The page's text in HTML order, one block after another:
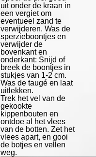
uit onder de kraan in
een vergiet om
eventueel zand te
verwijderen. Was de
sperzieboontjes en
verwijder de
bovenkant en
onderkant: Snijd of
breek de boontjes in
stukjes van 1-2 cm.
Was de taugé en laat
uitlekken.
Trek het vel van de
gekookte
kippenbouten en
ontdoe al het vlees
van de botten. Zet het
vlees apart, en gooi
de botjes en vellen
weg.